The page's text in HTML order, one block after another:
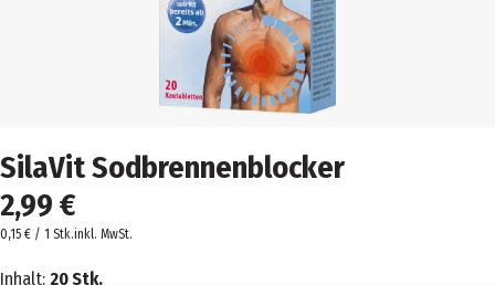
SilaVit Sodbrennenblocker
2,99 €
0,15 € / 1 Stk.inkl. MwSt.
Inhalt: 20 Stk.